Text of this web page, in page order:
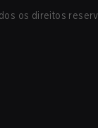
os direitos